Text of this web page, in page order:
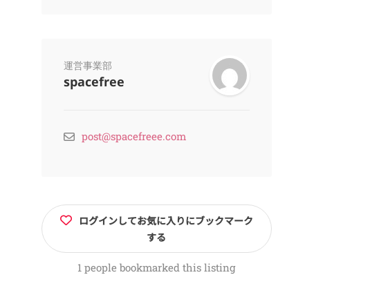
運営事業部
spacefree
post@spacefreee.com
ログインしてお気に入りにブックマーク
する
1 people bookmarked this listing